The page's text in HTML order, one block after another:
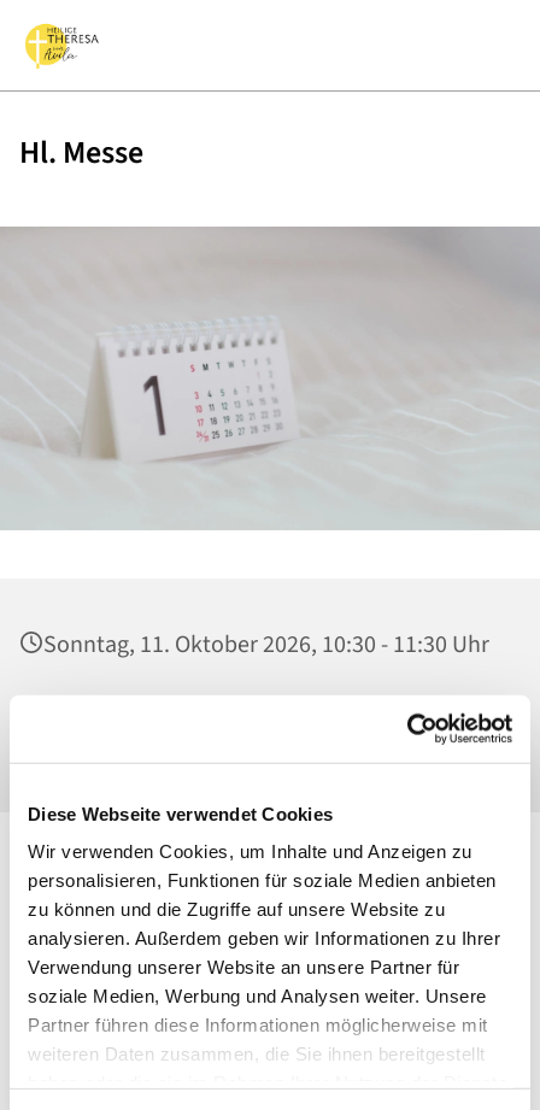
Diese Webseite verwendet Cookies
Wir verwenden Cookies, um Inhalte und Anzeigen zu
personalisieren, Funktionen für soziale Medien anbieten
zu können und die Zugriffe auf unsere Website zu
analysieren. Außerdem geben wir Informationen zu Ihrer
Verwendung unserer Website an unsere Partner für
soziale Medien, Werbung und Analysen weiter. Unsere
Partner führen diese Informationen möglicherweise mit
weiteren Daten zusammen, die Sie ihnen bereitgestellt
Hl. Messe
Sonntag, 11. Oktober 2026, 10:30 - 11:30 Uhr
Ss. Corpus Christi, Kirche, Conrad-Blenkle-